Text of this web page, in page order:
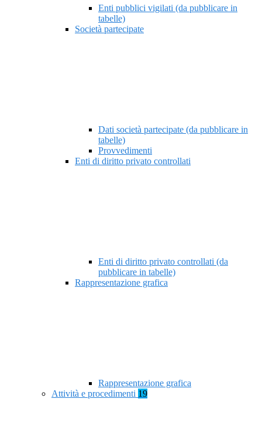
Enti pubblici vigilati (da pubblicare in
tabelle)
Società partecipate
Dati società partecipate (da pubblicare in
tabelle)
Provvedimenti
Enti di diritto privato controllati
Enti di diritto privato controllati (da
pubblicare in tabelle)
Rappresentazione grafica
Rappresentazione grafica
Attività e procedimenti 19